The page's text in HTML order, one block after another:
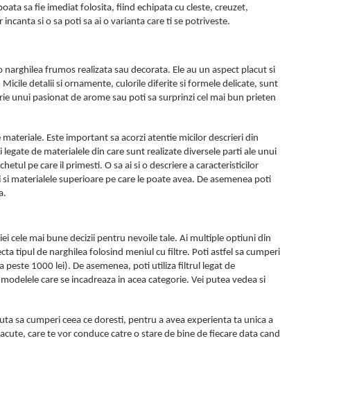
sa fie imediat folosita, fiind echipata cu cleste, creuzet,
si o sa poti sa ai o varianta care ti se potriveste.
frumos realizata sau decorata. Ele au un aspect placut si
detalii si ornamente, culorile diferite si formele delicate, sunt
unui pasionat de arome sau poti sa surprinzi cel mai bun prieten
Este important sa acorzi atentie micilor descrieri din
legate de materialele din care sunt realizate diversele parti ale unui
pe care il primesti. O sa ai si o descriere a caracteristicilor
materialele superioare pe care le poate avea. De asemenea poti
cele mai bune decizii pentru nevoile tale. Ai multiple optiuni din
tipul de narghilea folosind meniul cu filtre. Poti astfel sa cumperi
peste 1000 lei). De asemenea, poti utiliza filtrul legat de
care se incadreaza in acea categorie. Vei putea vedea si
sa cumperi ceea ce doresti, pentru a avea experienta ta unica a
care te vor conduce catre o stare de bine de fiecare data cand